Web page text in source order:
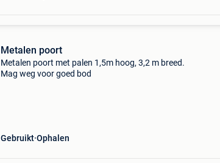
Metalen poort
Metalen poort met palen 1,5m hoog, 3,2 m breed.
Mag weg voor goed bod
Gebruikt Ophalen